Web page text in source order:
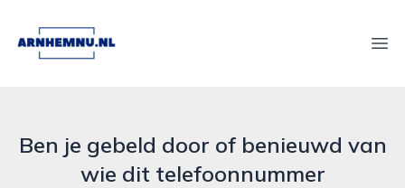
arnhemnu.nl
Ben je gebeld door of benieuwd van
wie dit telefoonnummer